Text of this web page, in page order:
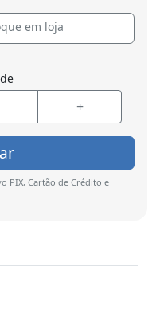
em loja
+
PIX, Cartão de Crédito e